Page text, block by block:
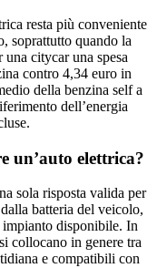
resta più conveniente
soprattutto quando la
citycar una spesa
contro 4,34 euro in
della benzina self a
dell’energia
un’auto elettrica?
sola risposta valida per
batteria del veicolo,
disponibile. In
collocano in genere tra
e compatibili con